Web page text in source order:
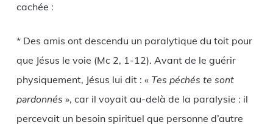
cachée :
* Des amis ont descendu un paralytique du toit pour
que Jésus le voie (Mc 2, 1-12). Avant de le guérir
physiquement, Jésus lui dit : « Tes péchés te sont
pardonnés », car il voyait au-delà de la paralysie : il
percevait un besoin spirituel que personne d’autre